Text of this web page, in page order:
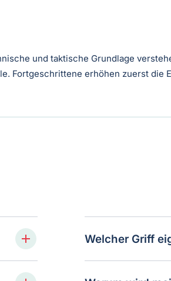
und taktische Grundlage
Fortgeschrittene erhöhen zuerst die
Welcher Griff